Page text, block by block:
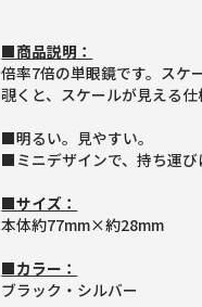
■商品説明：
倍率7倍の単眼鏡です。スケ
覗くと、スケールが見える
■明るい。見やすい。
■ミニデザインで、持ち運び
■サイズ：
本体約77mm×約28mm
■カラー：
ブラック・シルバー